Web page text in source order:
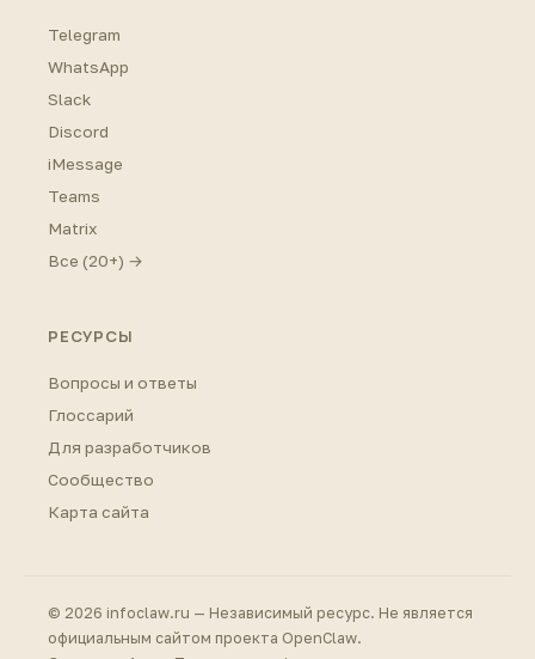
Telegram
WhatsApp
Slack
Discord
iMessage
Teams
Matrix
Все (20+) →
РЕСУРСЫ
Вопросы и ответы
Глоссарий
Для разработчиков
Сообщество
Карта сайта
© 2026 infoclaw.ru — Независимый ресурс. Не является
официальным сайтом проекта OpenClaw.